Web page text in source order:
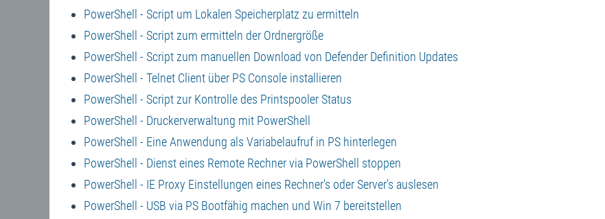
PowerShell - Script um Lokalen Speicherplatz zu ermitteln
PowerShell - Script zum ermitteln der Ordnergröße
PowerShell - Script zum manuellen Download von Defender Definition Updates
PowerShell - Telnet Client über PS Console installieren
PowerShell - Script zur Kontrolle des Printspooler Status
PowerShell - Druckerverwaltung mit PowerShell
PowerShell - Eine Anwendung als Variabelaufruf in PS hinterlegen
PowerShell - Dienst eines Remote Rechner via PowerShell stoppen
PowerShell - IE Proxy Einstellungen eines Rechner's oder Server's auslesen
PowerShell - USB via PS Bootfähig machen und Win 7 bereitstellen